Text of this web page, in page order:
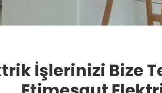
İşlerinizi Bize